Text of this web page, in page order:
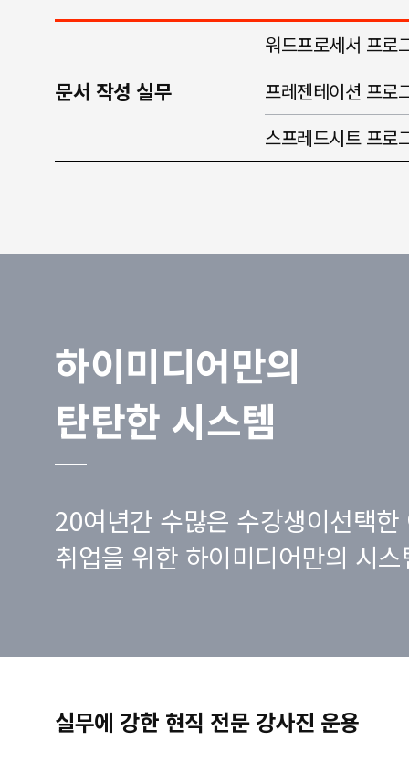
문서 작성 실무
워드프로세서 프로
프레젠테이션 프로
스프레드시트 프로
하이미디어만의
탄탄한 시스템
20여년간 수많은 수강생이선택한
취업을 위한 하이미디어만의 시
실무에 강한 현직 전문 강사진 운용